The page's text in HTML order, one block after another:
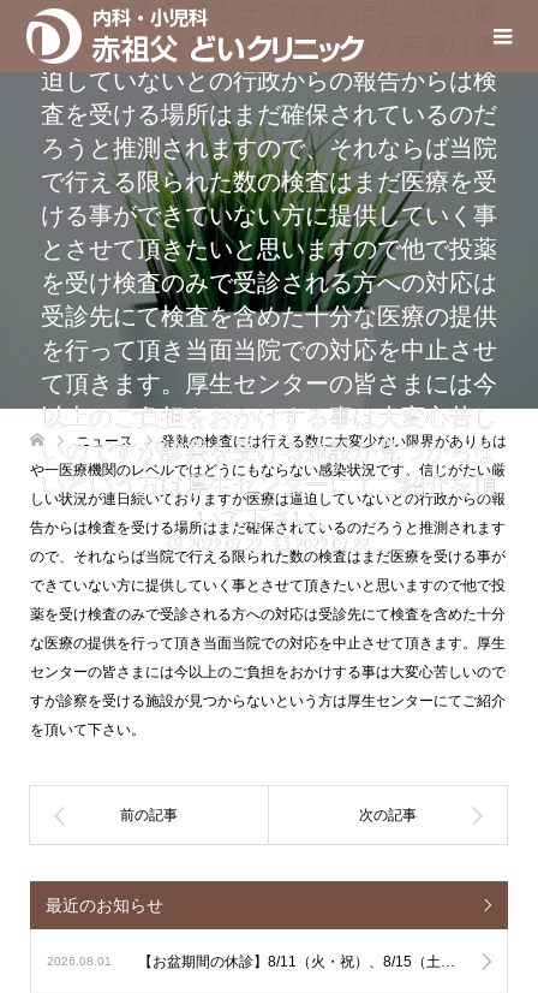
にもならない感染状況です。信じがたい厳
しい状況が連日続いておりますが医療は逼
迫していないとの行政からの報告からは検
査を受ける場所はまだ確保されているのだ
ろうと推測されますので、それならば当院
で行える限られた数の検査はまだ医療を受
ける事ができていない方に提供していく事
とさせて頂きたいと思いますので他で投薬
を受け検査のみで受診される方への対応は
受診先にて検査を含めた十分な医療の提供
を行って頂き当面当院での対応を中止させ
て頂きます。厚生センターの皆さまには今
以上のご負担をおかけする事は大変心苦し
いのですが診察を受ける施設が見つからな
いという方は厚生センターにてご紹介を頂
いて下さい。
2022.07.22 2022.07.22
ニュース
発熱の検査には行える数に大変少ない限界がありもは
や一医療機関のレベルではどうにもならない感染状況です。信じがたい厳
しい状況が連日続いておりますが医療は逼迫していないとの行政からの報
告からは検査を受ける場所はまだ確保されているのだろうと推測されます
ので、それならば当院で行える限られた数の検査はまだ医療を受ける事が
できていない方に提供していく事とさせて頂きたいと思いますので他で投
薬を受け検査のみで受診される方への対応は受診先にて検査を含めた十分
な医療の提供を行って頂き当面当院での対応を中止させて頂きます。厚生
センターの皆さまには今以上のご負担をおかけする事は大変心苦しいので
すが診察を受ける施設が見つからないという方は厚生センターにてご紹介
を頂いて下さい。
最近のお知らせ
2026.08.01